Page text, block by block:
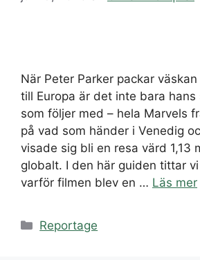
När Peter Parker packar
till Europa är det inte bara hans
som följer med – hela Marvels
på vad som händer i Venedig
visade sig bli en resa värd 1,13
globalt. I den här guiden tittar
varför filmen blev en … Läs mer
Kategorier
Reportage